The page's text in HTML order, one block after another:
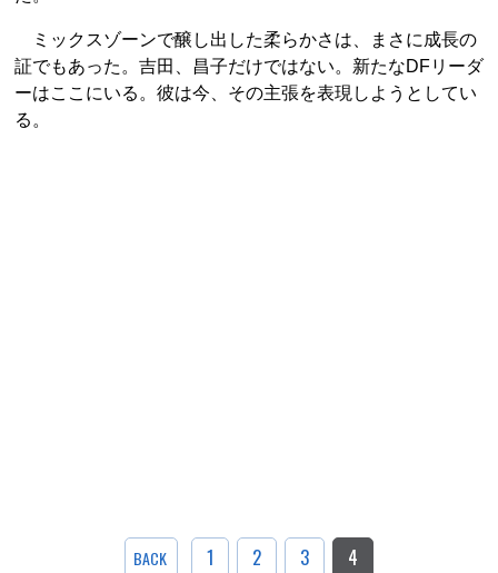
ミックスゾーンで醸し出した柔らかさは、まさに成長の
証でもあった。吉田、昌子だけではない。新たなDFリーダ
ーはここにいる。彼は今、その主張を表現しようとしてい
る。
BACK 1 2 3 4